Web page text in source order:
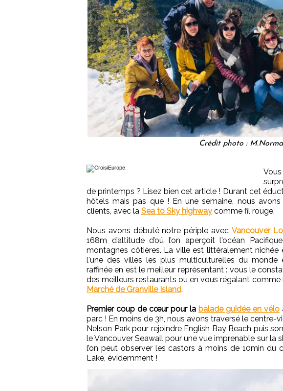
Crédit photo :
de printemps ? Lisez bien cet article ! Durant cet
hôtels mais pas que ! En une semaine, nous
clients, avec la Sea to Sky highwaycomme fil rouge.
Nous avons débuté notre périple avec Vancouver
168m d’altitude d’où l’on aperçoit l'océan
montagnes côtières. La ville est littéralement nichée
l'une des villes les plus multiculturelles du monde
raffinée en est le meilleur représentant : vous le
des meilleurs restaurants ou en vous régalant comme
Marché de Granville Island.
Premier coup de cœur pour la balade guidée en vélo
parc ! En moins de 3h, nous avons traversé le centre-
Nelson Park pour rejoindre English Bay Beach puis
le Vancouver Seawall pour une vue imprenable sur la
l’on peut observer les castors à moins de 10min du
Lake, évidemment !